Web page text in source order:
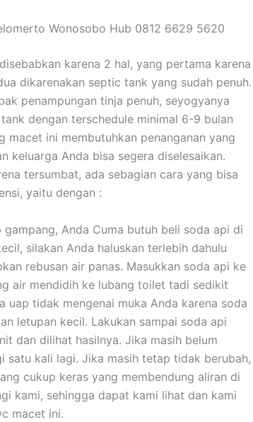
Wonosobo Hub 0812 6629 5620
karena 2 hal, yang pertama karena
dikarenakan septic tank yang sudah penuh.
penampungan tinja penuh, seyogyanya
dengan terschedule minimal 6-9 bulan
macet ini membutuhkan penanganan yang
keluarga Anda bisa segera diselesaikan.
tersumbat, ada sebagian cara yang bisa
yaitu dengan :
Anda Cuma butuh beli soda api di
silakan Anda haluskan terlebih dahulu
rebusan air panas. Masukkan soda api ke
air mendidih ke lubang toilet tadi sedikit
uap tidak mengenai muka Anda karena soda
letupan kecil. Lakukan sampai soda api
dan dilihat hasilnya. Jika masih belum
satu kali lagi. Jika masih tetap tidak berubah,
cukup keras yang membendung aliran di
kami, sehingga dapat kami lihat dan kami
macet ini.